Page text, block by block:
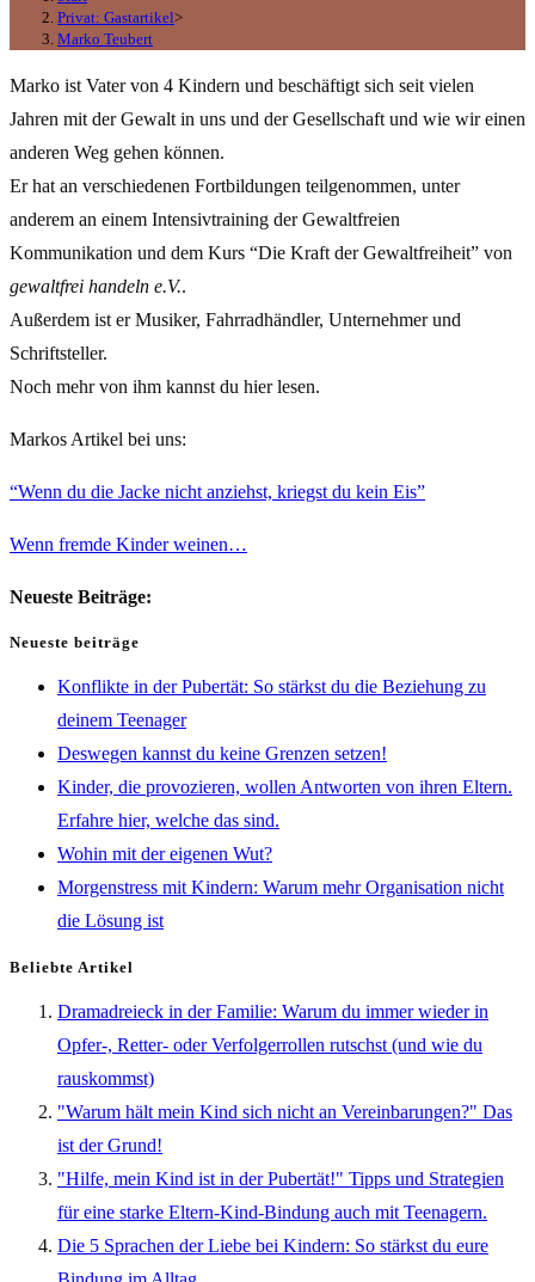
Privat: Gastartikel>
Marko Teubert
Marko ist Vater von 4 Kindern und beschäftigt sich seit vielen
Jahren mit der Gewalt in uns und der Gesellschaft und wie wir einen
anderen Weg gehen können.
Er hat an verschiedenen Fortbildungen teilgenommen, unter
anderem an einem Intensivtraining der Gewaltfreien
Kommunikation und dem Kurs “Die Kraft der Gewaltfreiheit” von
gewaltfrei handeln e.V..
Außerdem ist er Musiker, Fahrradhändler, Unternehmer und
Schriftsteller.
Noch mehr von ihm kannst du hier lesen.
Markos Artikel bei uns:
“Wenn du die Jacke nicht anziehst, kriegst du kein Eis”
Wenn fremde Kinder weinen…
Neueste Beiträge:
Neueste beiträge
Konflikte in der Pubertät: So stärkst du die Beziehung zu
deinem Teenager
Deswegen kannst du keine Grenzen setzen!
Kinder, die provozieren, wollen Antworten von ihren Eltern.
Erfahre hier, welche das sind.
Wohin mit der eigenen Wut?
Morgenstress mit Kindern: Warum mehr Organisation nicht
die Lösung ist
Beliebte Artikel
Dramadreieck in der Familie: Warum du immer wieder in
Opfer-, Retter- oder Verfolgerrollen rutschst (und wie du
rauskommst)
"Warum hält mein Kind sich nicht an Vereinbarungen?" Das
ist der Grund!
"Hilfe, mein Kind ist in der Pubertät!" Tipps und Strategien
für eine starke Eltern-Kind-Bindung auch mit Teenagern.
Die 5 Sprachen der Liebe bei Kindern: So stärkst du eure